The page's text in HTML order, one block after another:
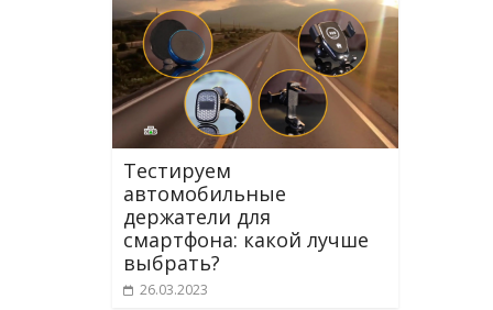
Тестируем
автомобильные
держатели для
смартфона: какой лучше
выбрать?
26.03.2023